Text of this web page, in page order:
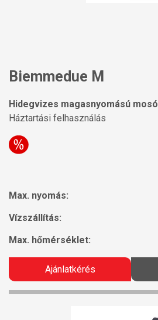
Biemmedue M
Hidegvizes magasnyomású mosó
Háztartási felhasználás
Max. nyomás:
Vízszállítás:
Max. hőmérséklet:
Ajánlatkérés